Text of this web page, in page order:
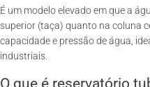
É um modelo elevado em que a
superior (taça) quanto na coluna
capacidade e pressão de água,
industriais.
O que é reservatório